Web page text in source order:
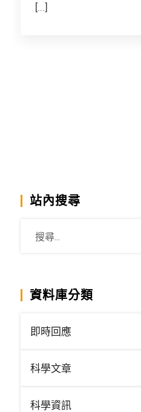
[...]
站內搜尋
資料庫分類
即時回應
科學文章
科學資訊